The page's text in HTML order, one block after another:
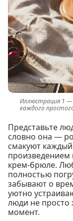
каждого
Представьте
словно она —
смакуют
произведением
крем-брюле.
полностью
забывают о
уютно
люди не
момент.